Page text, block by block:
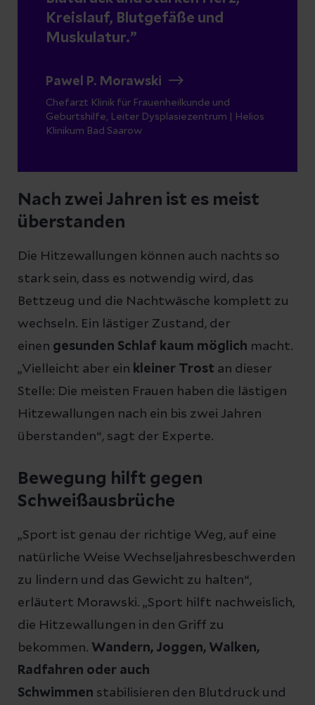
Chefarzt Klinik für Frauenheilkunde und
Geburtshilfe, Leiter Dysplasiezentrum | Helios
Klinikum Bad Saarow
Kreislauf, Blutgefäße und
Muskulatur.
Pawel P. Morawski
Nach zwei Jahren ist es meist
überstanden
Die Hitzewallungen können auch nachts so
stark sein, dass es notwendig wird, das
Bettzeug und die Nachtwäsche komplett zu
wechseln. Ein lästiger Zustand, der
einen gesunden Schlaf kaum möglich macht.
„Vielleicht aber ein kleiner Trost an dieser
Stelle: Die meisten Frauen haben die lästigen
Hitzewallungen nach ein bis zwei Jahren
überstanden“, sagt der Experte.
Bewegung hilft gegen
Schweißausbrüche
„Sport ist genau der richtige Weg, auf eine
natürliche Weise Wechseljahresbeschwerden
zu lindern und das Gewicht zu halten“,
erläutert Morawski. „Sport hilft nachweislich,
die Hitzewallungen in den Griff zu
bekommen. Wandern, Joggen, Walken,
Radfahren oder auch
Schwimmen stabilisieren den Blutdruck und